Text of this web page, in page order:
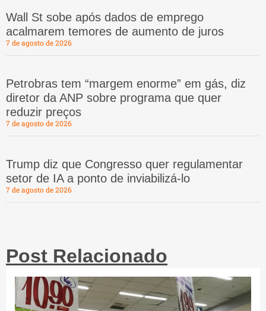
Wall St sobe após dados de emprego
acalmarem temores de aumento de juros
7 de agosto de 2026
Petrobras tem “margem enorme” em gás, diz
diretor da ANP sobre programa que quer
reduzir preços
7 de agosto de 2026
Trump diz que Congresso quer regulamentar
setor de IA a ponto de inviabilizá-lo
7 de agosto de 2026
Post Relacionado